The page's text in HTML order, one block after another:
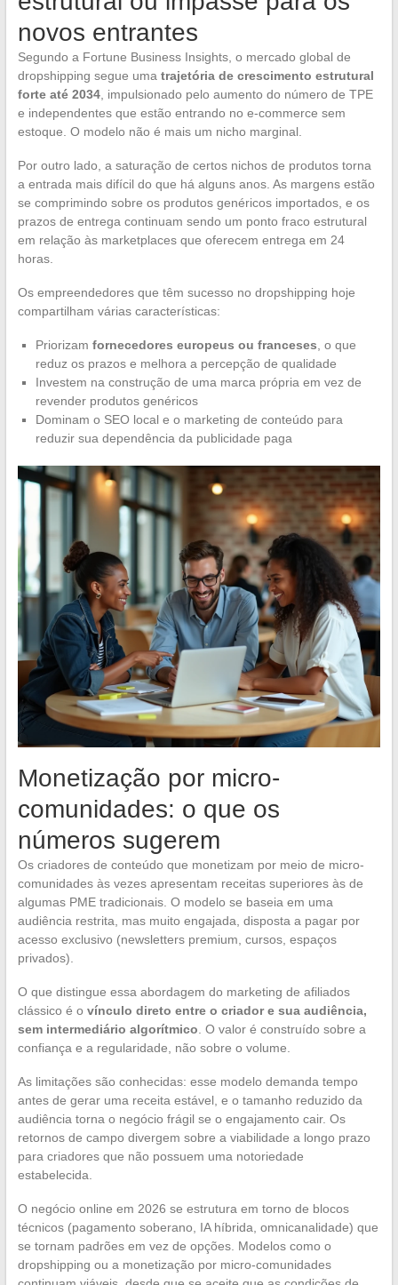
novos entrantes
Segundo a Fortune Business Insights, o mercado global de
dropshipping segue uma trajetória de crescimento estrutural
forte até 2034, impulsionado pelo aumento do número de TPE
e independentes que estão entrando no e-commerce sem
estoque. O modelo não é mais um nicho marginal.
Por outro lado, a saturação de certos nichos de produtos torna
a entrada mais difícil do que há alguns anos. As margens estão
se comprimindo sobre os produtos genéricos importados, e os
prazos de entrega continuam sendo um ponto fraco estrutural
em relação às marketplaces que oferecem entrega em 24
horas.
Os empreendedores que têm sucesso no dropshipping hoje
compartilham várias características:
Priorizam fornecedores europeus ou franceses , o que
reduz os prazos e melhora a percepção de qualidade
Investem na construção de uma marca própria em vez de
revender produtos genéricos
Dominam o SEO local e o marketing de conteúdo para
reduzir sua dependência da publicidade paga
Monetização por micro-
comunidades: o que os
números sugerem
Os criadores de conteúdo que monetizam por meio de micro-
comunidades às vezes apresentam receitas superiores às de
algumas PME tradicionais. O modelo se baseia em uma
audiência restrita, mas muito engajada, disposta a pagar por
acesso exclusivo (newsletters premium, cursos, espaços
privados).
O que distingue essa abordagem do marketing de afiliados
clássico é o vínculo direto entre o criador e sua audiência,
sem intermediário algorítmico. O valor é construído sobre a
confiança e a regularidade, não sobre o volume.
As limitações são conhecidas: esse modelo demanda tempo
antes de gerar uma receita estável, e o tamanho reduzido da
audiência torna o negócio frágil se o engajamento cair. Os
retornos de campo divergem sobre a viabilidade a longo prazo
para criadores que não possuem uma notoriedade
estabelecida.
O negócio online em 2026 se estrutura em torno de blocos
técnicos (pagamento soberano, IA híbrida, omnicanalidade) que
se tornam padrões em vez de opções. Modelos como o
dropshipping ou a monetização por micro-comunidades